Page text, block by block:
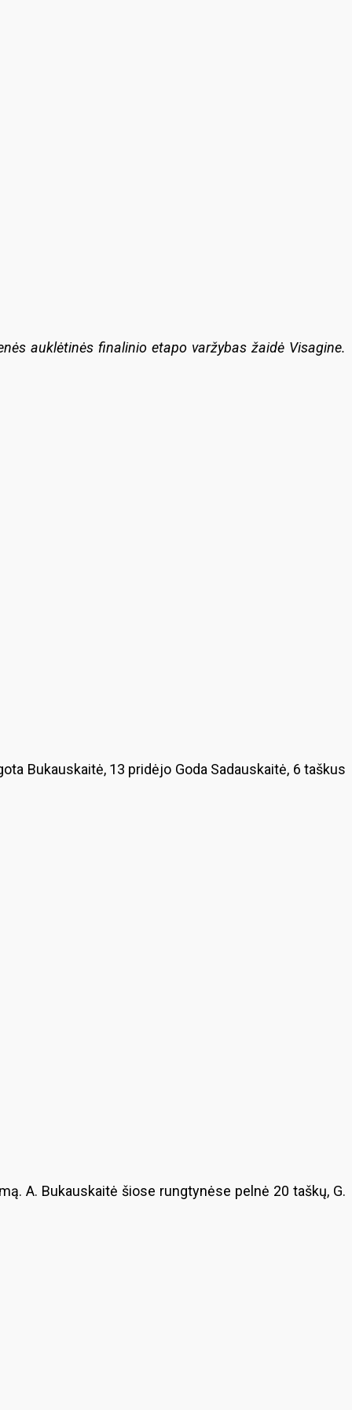
auklėtinės finalinio etapo varžybas žaidė Visagine.
Bukauskaitė, 13 pridėjo Goda Sadauskaitė, 6 taškus
A. Bukauskaitė šiose rungtynėse pelnė 20 taškų, G.